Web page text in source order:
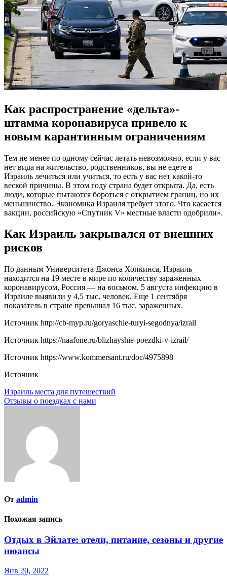
Как распространение «дельта»-
штамма коронавируса привело к
новым карантинным ограничениям
Тем не менее по одному сейчас летать невозможно, если у вас
нет вида на жительство, родственников, вы не едете в
Израиль лечиться или учиться, то есть у вас нет какой-то
веской причины. В этом году страна будет открыта. Да, есть
люди, которые пытаются бороться с открытием границ, но их
меньшинство. Экономика Израиля требует этого. Что касается
вакцин, российскую «Спутник V» местные власти одобрили».
Как Израиль закрывался от внешних
рисков
По данным Университета Джонса Хопкинса, Израиль
находится на 19 месте в мире по количеству зараженных
коронавирусом, Россия — на восьмом. 5 августа инфекцию в
Израиле выявили у 4,5 тыс. человек. Еще 1 сентября
показатель в стране превышал 16 тыс. зараженных.
Источник http://cb-myp.ru/goryaschie-turyi-segodnya/izrail
Источник https://naafone.ru/blizhayshie-poezdki-v-izrail/
Источник https://www.kommersant.ru/doc/4975898
Источник
Навигация
по
Израиль места для путешествий
Отзывы о поездках с нами
От admin
Похожая запись
Отдых в Эйлате: отели, питание, сезоны и другие
нюансы
Янв 20, 2022